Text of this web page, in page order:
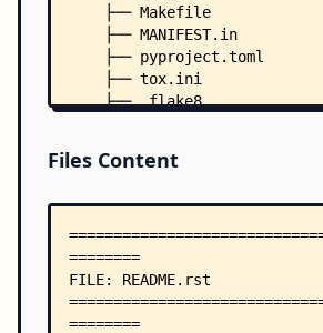
    ├── Makefile
    ├── MANIFEST.in
    ├── pyproject.toml
    ├── tox.ini
    ├── .flake8
    │   ├── __init__.py
    │   ├── access.py
    │   ├── apps.py
    │   ├── checks.py
    │   ├── cli.py
    │   ├── endpoints.py
    │   ├── http_protocol.py
Files Content